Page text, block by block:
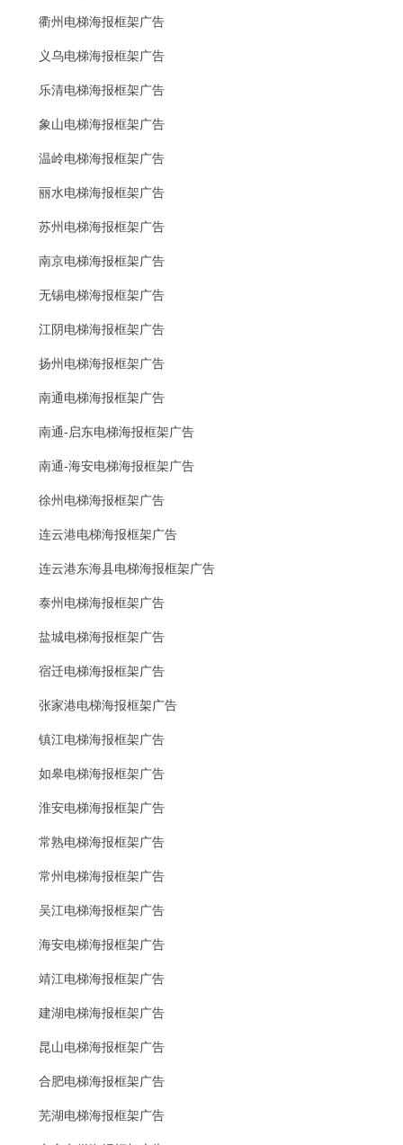
衢州电梯海报框架广告
义乌电梯海报框架广告
乐清电梯海报框架广告
象山电梯海报框架广告
温岭电梯海报框架广告
丽水电梯海报框架广告
苏州电梯海报框架广告
南京电梯海报框架广告
无锡电梯海报框架广告
江阴电梯海报框架广告
扬州电梯海报框架广告
南通电梯海报框架广告
南通-启东电梯海报框架广告
南通-海安电梯海报框架广告
徐州电梯海报框架广告
连云港电梯海报框架广告
连云港东海县电梯海报框架广告
泰州电梯海报框架广告
盐城电梯海报框架广告
宿迁电梯海报框架广告
张家港电梯海报框架广告
镇江电梯海报框架广告
如皋电梯海报框架广告
淮安电梯海报框架广告
常熟电梯海报框架广告
常州电梯海报框架广告
吴江电梯海报框架广告
海安电梯海报框架广告
靖江电梯海报框架广告
建湖电梯海报框架广告
昆山电梯海报框架广告
合肥电梯海报框架广告
芜湖电梯海报框架广告